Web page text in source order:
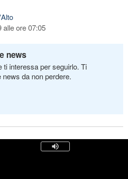
alle ore 07:05
news
ti interessa per seguirlo. Ti
da non perdere.